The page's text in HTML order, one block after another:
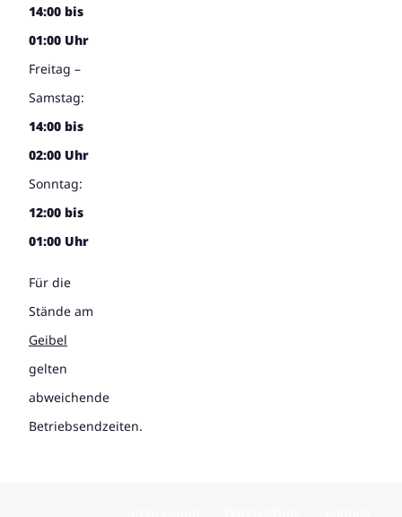
14:00 bis
01:00 Uhr
Freitag –
Samstag:
14:00 bis
02:00 Uhr
Sonntag:
12:00 bis
01:00 Uhr
Für die
Stände am
Geibel
gelten
abweichende
Betriebsendzeiten.